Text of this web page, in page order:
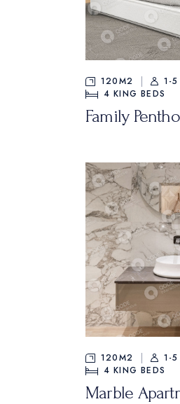
120M2
1-5
4 KING BEDS
Family
120M2
1-5
4 KING BEDS
Marble